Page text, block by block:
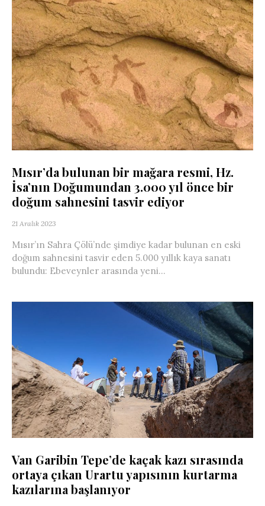
Mısır’da bulunan bir mağara resmi, Hz.
İsa’nın Doğumundan 3.000 yıl önce bir
doğum sahnesini tasvir ediyor
21 Aralık 2023
Mısır’ın Sahra Çölü’nde şimdiye kadar bulunan en eski
doğum sahnesini tasvir eden 5.000 yıllık kaya sanatı
bulundu: Ebeveynler arasında yeni...
Van Garibin Tepe’de kaçak kazı sırasında
ortaya çıkan Urartu yapısının kurtarma
kazılarına başlanıyor